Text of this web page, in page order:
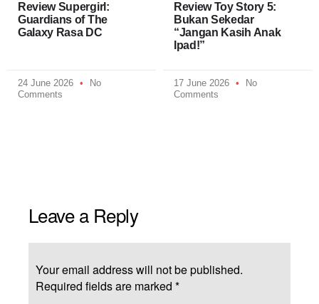
Review Supergirl:
Guardians of The
Galaxy Rasa DC
24 June 2026
No
Comments
Review Toy Story 5:
Bukan Sekedar
“Jangan Kasih Anak
Ipad!”
17 June 2026
No
Comments
Leave a Reply
Your email address will not be published.
Required fields are marked *